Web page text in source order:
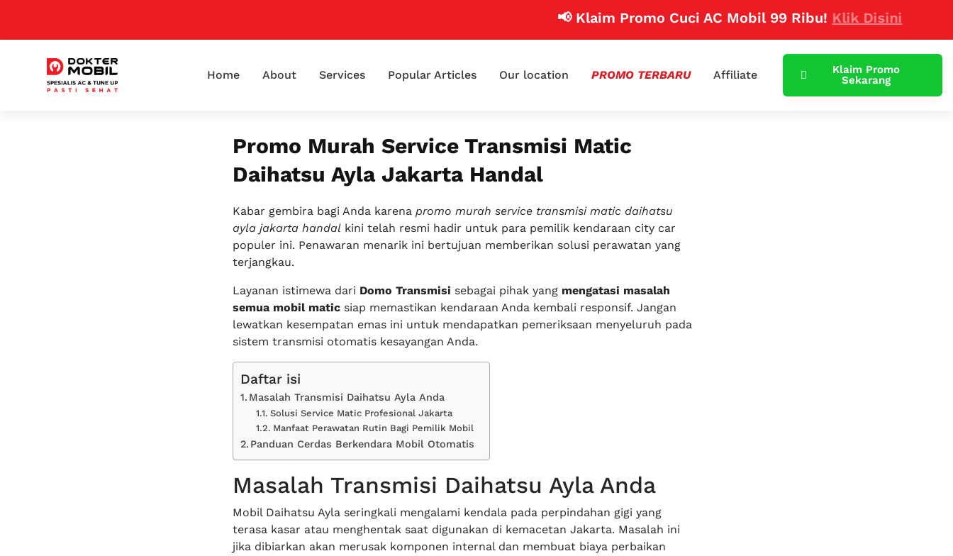
📢 Klaim Promo Cuci AC Mobil 99 Ribu! Klik Disini
Home About Services Popular Articles Our location PROMO TERBARU Affiliate
Klaim Promo
Sekarang
Promo Murah Service Transmisi Matic
Daihatsu Ayla Jakarta Handal
Kabar gembira bagi Anda karena promo murah service transmisi matic daihatsu
ayla jakarta handalkini telah resmi hadir untuk para pemilik kendaraan city car
populer ini. Penawaran menarik ini bertujuan memberikan solusi perawatan yang
terjangkau.
Layanan istimewa dari Domo Transmisi sebagai pihak yang mengatasi masalah
semua mobil maticsiap memastikan kendaraan Anda kembali responsif. Jangan
lewatkan kesempatan emas ini untuk mendapatkan pemeriksaan menyeluruh pada
sistem transmisi otomatis kesayangan Anda.
Daftar isi
Masalah Transmisi Daihatsu Ayla Anda
Solusi Service Matic Profesional Jakarta
Manfaat Perawatan Rutin Bagi Pemilik Mobil
Panduan Cerdas Berkendara Mobil Otomatis
Masalah Transmisi Daihatsu Ayla Anda
Mobil Daihatsu Ayla seringkali mengalami kendala pada perpindahan gigi yang
terasa kasar atau menghentak saat digunakan di kemacetan Jakarta. Masalah ini
jika dibiarkan akan merusak komponen internal dan membuat biaya perbaikan